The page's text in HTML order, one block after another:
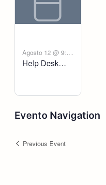
Agosto 12 @ 9:00
am - 6:00 pm
Help Desk
Evento Navigation
Previous Event